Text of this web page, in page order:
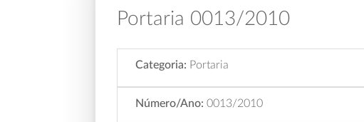
Portaria 0013/2010
Categoria: Portaria
Número/Ano: 0013/2010